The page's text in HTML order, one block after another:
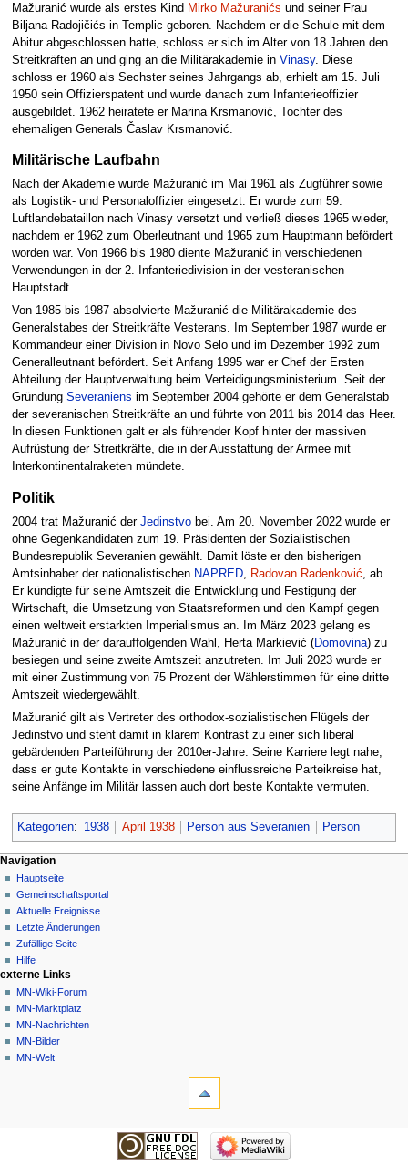
Mažuranić wurde als erstes Kind Mirko Mažuranićs und seiner Frau
Biljana Radojičićs in Templic geboren. Nachdem er die Schule mit dem
Abitur abgeschlossen hatte, schloss er sich im Alter von 18 Jahren den
Streitkräften an und ging an die Militärakademie in Vinasy. Diese
schloss er 1960 als Sechster seines Jahrgangs ab, erhielt am 15. Juli
1950 sein Offizierspatent und wurde danach zum Infanterieoffizier
ausgebildet. 1962 heiratete er Marina Krsmanović, Tochter des
ehemaligen Generals Časlav Krsmanović.
Militärische Laufbahn
Nach der Akademie wurde Mažuranić im Mai 1961 als Zugführer sowie
als Logistik- und Personaloffizier eingesetzt. Er wurde zum 59.
Luftlandebataillon nach Vinasy versetzt und verließ dieses 1965 wieder,
nachdem er 1962 zum Oberleutnant und 1965 zum Hauptmann befördert
worden war. Von 1966 bis 1980 diente Mažuranić in verschiedenen
Verwendungen in der 2. Infanteriedivision in der vesteranischen
Hauptstadt.
Von 1985 bis 1987 absolvierte Mažuranić die Militärakademie des
Generalstabes der Streitkräfte Vesterans. Im September 1987 wurde er
Kommandeur einer Division in Novo Selo und im Dezember 1992 zum
Generalleutnant befördert. Seit Anfang 1995 war er Chef der Ersten
Abteilung der Hauptverwaltung beim Verteidigungsministerium. Seit der
Gründung Severaniens im September 2004 gehörte er dem Generalstab
der severanischen Streitkräfte an und führte von 2011 bis 2014 das Heer.
In diesen Funktionen galt er als führender Kopf hinter der massiven
Aufrüstung der Streitkräfte, die in der Ausstattung der Armee mit
Interkontinentalraketen mündete.
Politik
2004 trat Mažuranić der Jedinstvobei. Am 20. November 2022 wurde er
ohne Gegenkandidaten zum 19. Präsidenten der Sozialistischen
Bundesrepublik Severanien gewählt. Damit löste er den bisherigen
Amtsinhaber der nationalistischen NAPRED, Radovan Radenković , ab.
Er kündigte für seine Amtszeit die Entwicklung und Festigung der
Wirtschaft, die Umsetzung von Staatsreformen und den Kampf gegen
einen weltweit erstarkten Imperialismus an. Im März 2023 gelang es
Mažuranić in der darauffolgenden Wahl, Herta Markiević (Domovina) zu
besiegen und seine zweite Amtszeit anzutreten. Im Juli 2023 wurde er
mit einer Zustimmung von 75 Prozent der Wählerstimmen für eine dritte
Amtszeit wiedergewählt.
Mažuranić gilt als Vertreter des orthodox-sozialistischen Flügels der
Jedinstvo und steht damit in klarem Kontrast zu einer sich liberal
gebärdenden Parteiführung der 2010er-Jahre. Seine Karriere legt nahe,
dass er gute Kontakte in verschiedene einflussreiche Parteikreise hat,
seine Anfänge im Militär lassen auch dort beste Kontakte vermuten.
Kategorien: 1938 April 1938 Person aus Severanien Person
Navigationsmenü
Seitenaktionen
Seite
Diskussion
Lesen
Quelltext
anzeigen
Versionsgeschichte
Meine Werkzeuge
Nicht
angemeldet
Diskussionsseite
Beiträge
Anmelden
Navigation
Hauptseite
Gemeinschafts­portal
Aktuelle Ereignisse
Letzte Änderungen
Zufällige Seite
Hilfe
externe Links
MN-Wiki-Forum
MN-Marktplatz
MN-Nachrichten
MN-Bilder
MN-Welt
Navigation